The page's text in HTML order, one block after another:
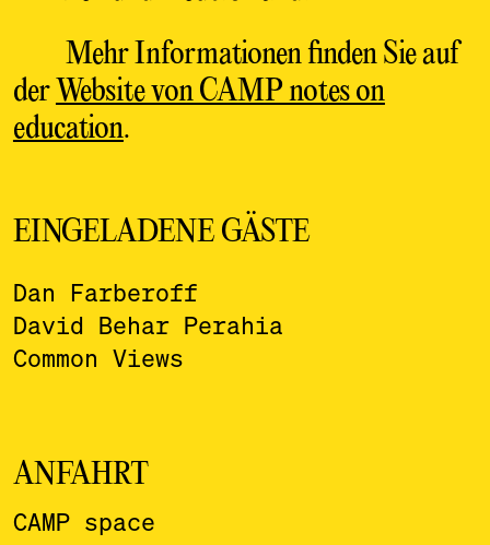
Mehr Informationen finden Sie auf
der Website von CAMP notes on
education.
EINGELADENE GÄSTE
Dan Farberoff
David Behar Perahia
Common Views
ANFAHRT
CAMP space